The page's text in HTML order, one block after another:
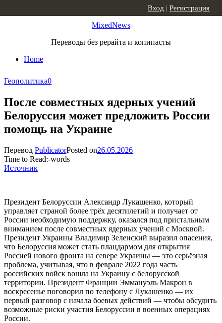
MixedNews
Переводы без рерайта и копипасты
Home
Вход | Регистрация
Геополитика0
После совместных ядерных учений
Белоруссия может предложить России
помощь на Украине
Перевод PublicatorPosted on26.05.2026
Time to Read:-words
Источник
Президент Белоруссии Александр Лукашенко, который
управляет страной более трёх десятилетий и получает от
России необходимую поддержку, оказался под пристальным
вниманием после совместных ядерных учений с Москвой.
Президент Украины Владимир Зеленский выразил опасения,
что Белоруссия может стать плацдармом для открытия
Россией нового фронта на севере Украины — это серьёзная
проблема, учитывая, что в феврале 2022 года часть
российских войск вошла на Украину с белорусской
территории. Президент Франции Эммануэль Макрон в
воскресенье поговорил по телефону с Лукашенко — их
первый разговор с начала боевых действий — чтобы обсудить
возможные риски участия Белоруссии в военных операциях
России.